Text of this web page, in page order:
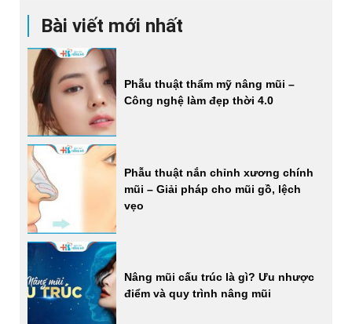
Bài viết mới nhất
Phẫu thuật thẩm mỹ nâng mũi –
Công nghệ làm đẹp thời 4.0
Phẫu thuật nắn chỉnh xương chính
mũi – Giải pháp cho mũi gồ, lệch
vẹo
Nâng mũi cấu trúc là gì? Ưu nhược
điểm và quy trình nâng mũi